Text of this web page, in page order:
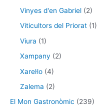
Vinyes d'en Gabriel (2)
Viticultors del Priorat (1)
Viura (1)
Xampany (2)
Xarel·lo (4)
Zalema (2)
El Mon Gastronòmic (239)